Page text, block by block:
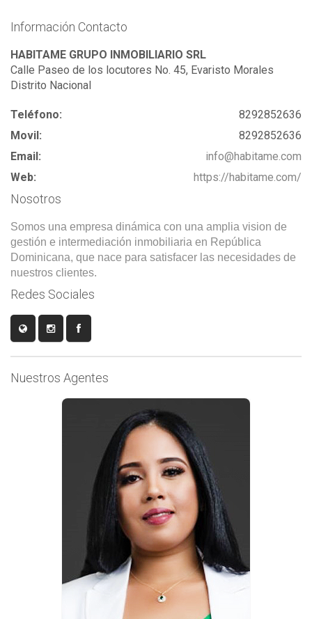
Información Contacto
HABITAME GRUPO INMOBILIARIO SRL
Calle Paseo de los locutores No. 45, Evaristo Morales
Distrito Nacional
Teléfono:
8292852636
Movil:
8292852636
Email:
info@habitame.com
Web:
https://habitame.com/
Nosotros
Somos una empresa dinámica con una amplia vision de
gestión e intermediación inmobiliaria en República
Dominicana, que nace para satisfacer las necesidades de
nuestros clientes.
Redes Sociales
Nuestros Agentes